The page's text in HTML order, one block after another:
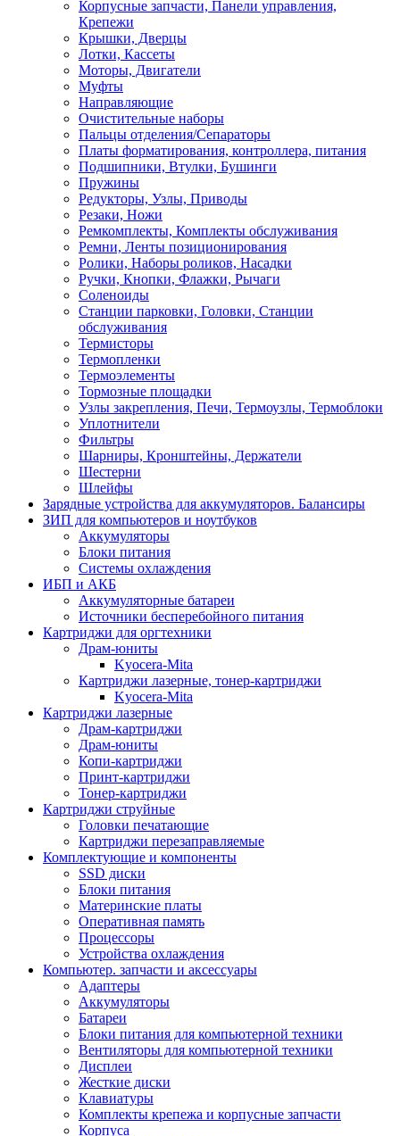
Корпусные запчасти, Панели управления,
Крепежи
Крышки, Дверцы
Лотки, Кассеты
Моторы, Двигатели
Муфты
Направляющие
Очистительные наборы
Пальцы отделения/Сепараторы
Платы форматирования, контроллера, питания
Подшипники, Втулки, Бушинги
Пружины
Редукторы, Узлы, Приводы
Резаки, Ножи
Ремкомплекты, Комплекты обслуживания
Ремни, Ленты позиционирования
Ролики, Наборы роликов, Насадки
Ручки, Кнопки, Флажки, Рычаги
Соленоиды
Станции парковки, Головки, Станции
обслуживания
Термисторы
Термопленки
Термоэлементы
Тормозные площадки
Узлы закрепления, Печи, Термоузлы, Термоблоки
Уплотнители
Фильтры
Шарниры, Кронштейны, Держатели
Шестерни
Шлейфы
Зарядные устройства для аккумуляторов. Балансиры
ЗИП для компьютеров и ноутбуков
Аккумуляторы
Блоки питания
Системы охлаждения
ИБП и АКБ
Аккумуляторные батареи
Источники бесперебойного питания
Картриджи для оргтехники
Драм-юниты
Kyocera-Mita
Картриджи лазерные, тонер-картриджи
Kyocera-Mita
Картриджи лазерные
Драм-картриджи
Драм-юниты
Копи-картриджи
Принт-картриджи
Тонер-картриджи
Картриджи струйные
Головки печатающие
Картриджи перезаправляемые
Комплектующие и компоненты
SSD диски
Блоки питания
Материнские платы
Оперативная память
Процессоры
Устройства охлаждения
Компьютер. запчасти и аксессуары
Адаптеры
Аккумуляторы
Батареи
Блоки питания для компьютерной техники
Вентиляторы для компьютерной техники
Дисплеи
Жесткие диски
Клавиатуры
Комплекты крепежа и корпусные запчасти
Корпуса